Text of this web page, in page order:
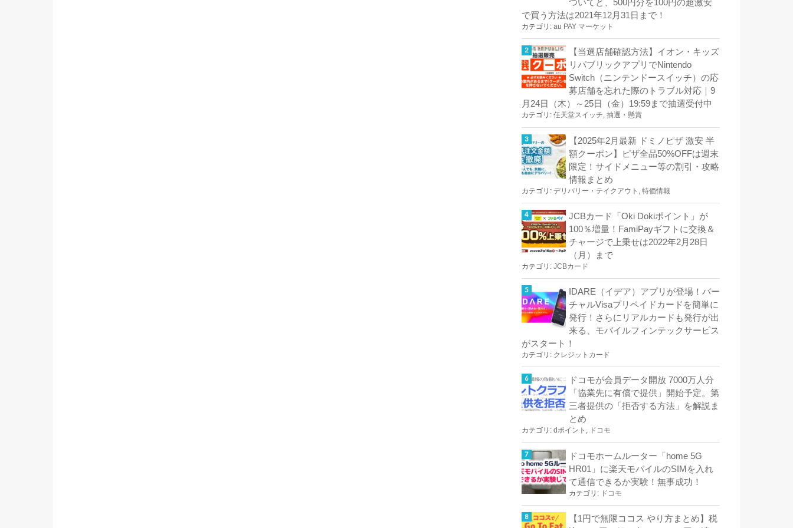
ついてと、500円分を100円の超激安
で買う方法は2021年12月31日まで！
カテゴリ: au PAY マーケット
【当選店舗確認方法】イオン・キッズ
リパブリックアプリでNintendo
Switch（ニンテンドースイッチ）の応
募店舗を忘れた際のトラブル対応｜9
月24日（木）～25日（金）19:59まで抽選受付中
カテゴリ: 任天堂スイッチ, 抽選・懸賞
【2025年2月最新 ドミノピザ 激安 半
額クーポン】ピザ全品50%OFFは週末
限定！サイドメニュー等の割引・攻略
情報まとめ
カテゴリ: デリバリー・テイクアウト 特価情報
JCBカード「Oki Dokiポイント」が
100％増量！FamiPayギフトに交換＆
チャージで上乗せは2022年2月28日
（月）まで
カテゴリ: JCBカード
IDARE（イデア）アプリが登場！バー
チャルVisaプリペイドカードを簡単に
発行！さらにリアルカードも発行が出
来る、モバイルフィンテックサービス
がスタート！
カテゴリ: クレジットカード
ドコモが会員データ開放 7000万人分
「協業先に有償で提供」開始予定。第
三者提供の「拒否する方法」を解説ま
とめ
カテゴリ: dポイント , ドコモ
ドコモホームルーター「home 5G
HR01」に楽天モバイルのSIMを入れ
て通信できるか実験！無事成功！
カテゴリ: ドコモ
【1円で無限ココス やり方まとめ】税